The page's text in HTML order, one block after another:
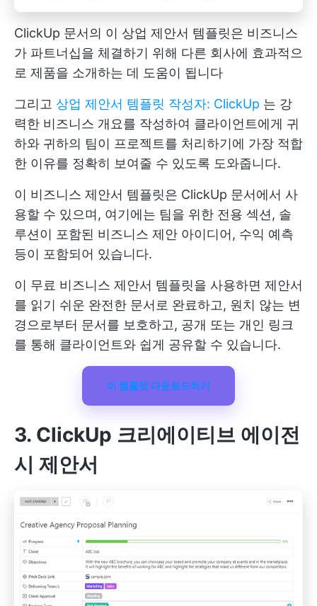
ClickUp 문서의 이 상업 제안서 템플릿은 비즈니스
가 파트너십을 체결하기 위해 다른 회사에 효과적으
로 제품을 소개하는 데 도움이 됩니다
그리고 상업 제안서 템플릿 작성자: ClickUp 는 강
력한 비즈니스 개요를 작성하여 클라이언트에게 귀
하와 귀하의 팀이 프로젝트를 처리하기에 가장 적합
한 이유를 정확히 보여줄 수 있도록 도와줍니다.
이 비즈니스 제안서 템플릿은 ClickUp 문서에서 사
용할 수 있으며, 여기에는 팀을 위한 전용 섹션, 솔
루션이 포함된 비즈니스 제안 아이디어, 수익 예측
등이 포함되어 있습니다.
이 무료 비즈니스 제안서 템플릿을 사용하면 제안서
를 읽기 쉬운 완전한 문서로 완료하고, 원치 않는 변
경으로부터 문서를 보호하고, 공개 또는 개인 링크
를 통해 클라이언트와 쉽게 공유할 수 있습니다.
이 템플릿 다운로드하기
3. ClickUp 크리에이티브 에이전
시 제안서